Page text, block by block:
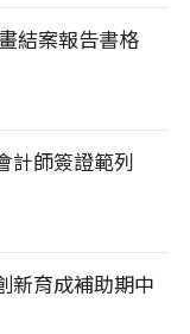
結案報告書格
計師簽證範列
新育成補助期中